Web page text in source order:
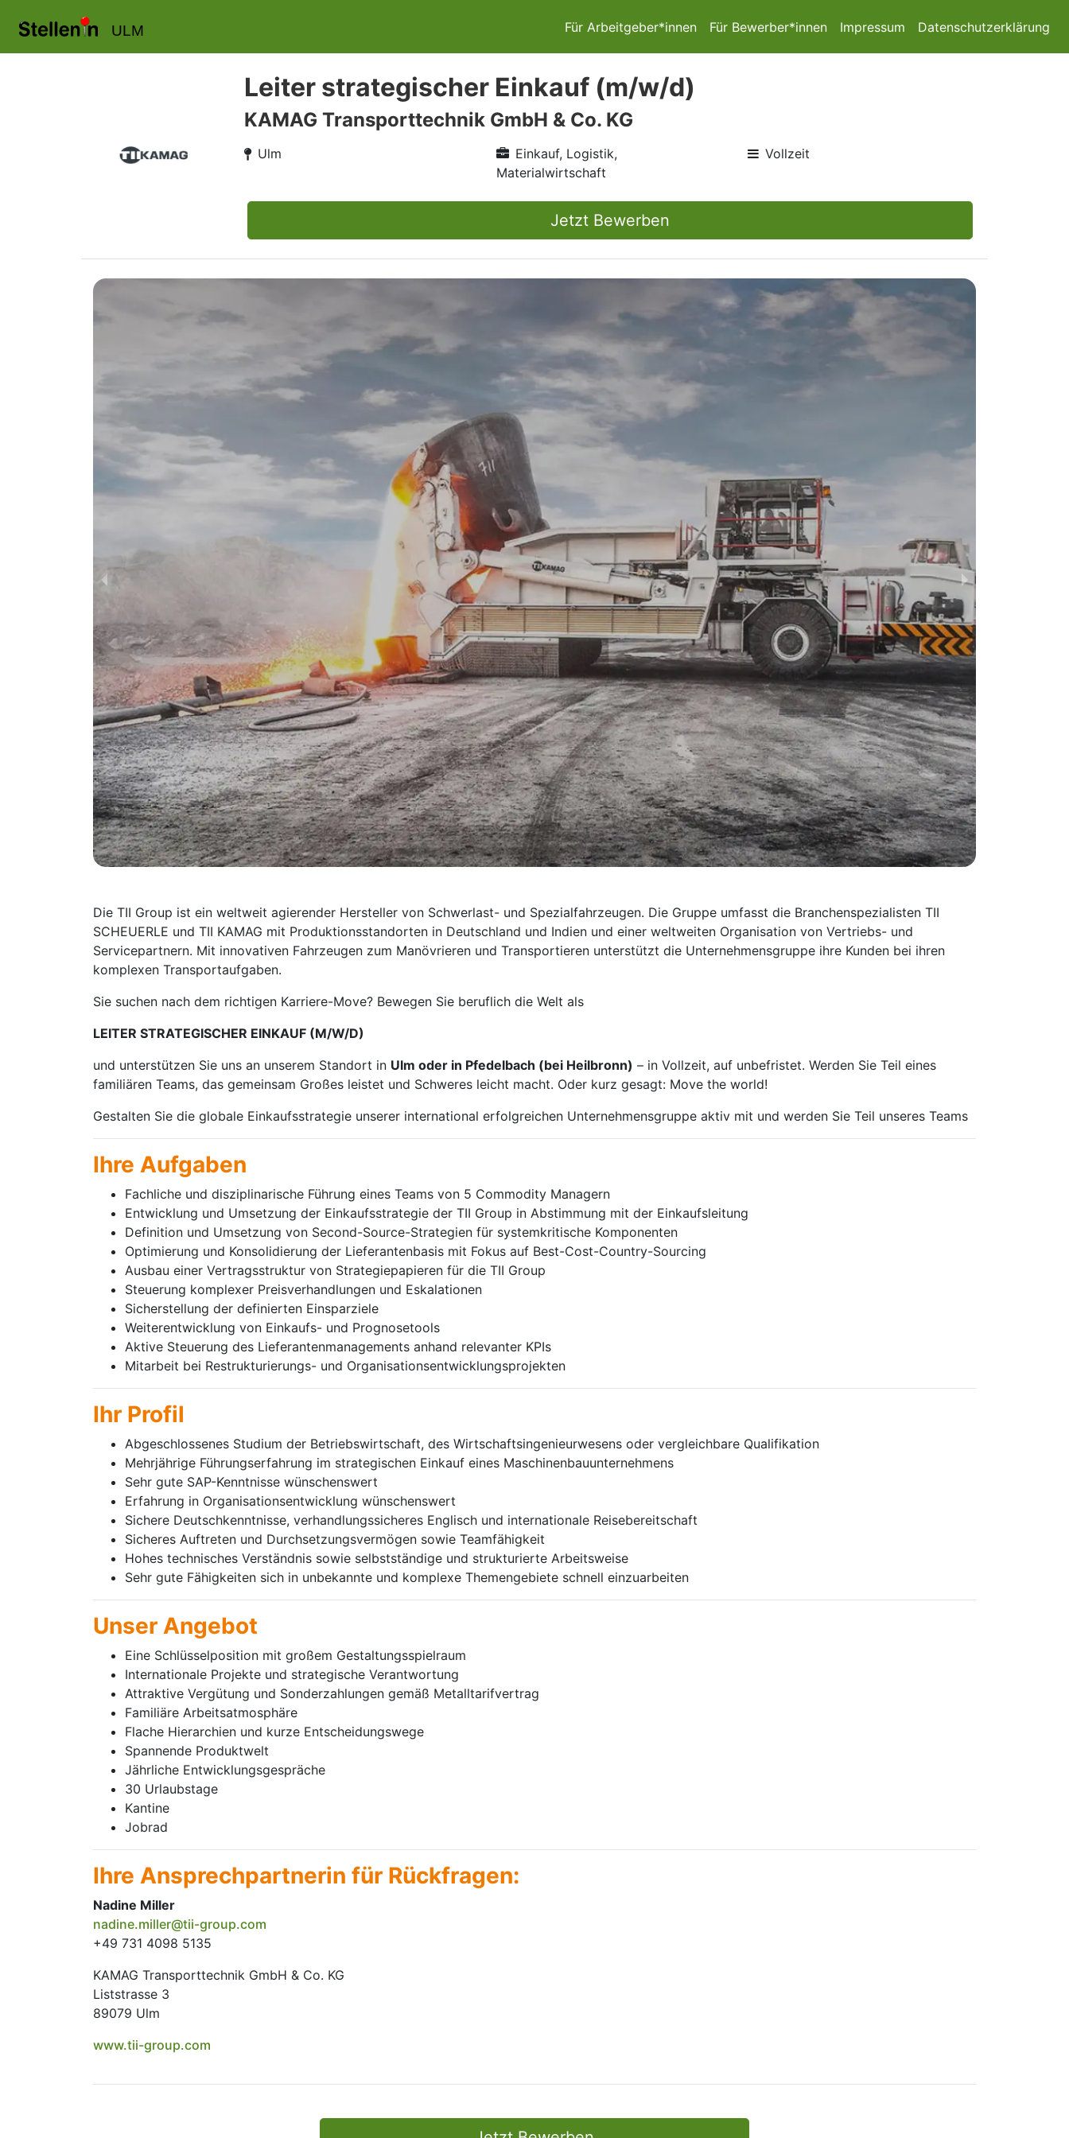
ULM Für Arbeitgeber*innen Für Bewerber*innen Impressum Datenschutzerklärung
Leiter strategischer Einkauf (m/w/d)
KAMAG Transporttechnik GmbH & Co. KG
Ulm
Einkauf, Logistik,
Materialwirtschaft
Vollzeit
Jetzt Bewerben
Die TII Group ist ein weltweit agierender Hersteller von Schwerlast- und Spezialfahrzeugen. Die Gruppe umfasst die Branchenspezialisten TII
SCHEUERLE und TII KAMAG mit Produktionsstandorten in Deutschland und Indien und einer weltweiten Organisation von Vertriebs- und
Servicepartnern. Mit innovativen Fahrzeugen zum Manövrieren und Transportieren unterstützt die Unternehmensgruppe ihre Kunden bei ihren
komplexen Transportaufgaben.
Sie suchen nach dem richtigen Karriere-Move? Bewegen Sie beruflich die Welt als
LEITER STRATEGISCHER EINKAUF (M/W/D)
und unterstützen Sie uns an unserem Standort in Ulm oder in Pfedelbach (bei Heilbronn) – in Vollzeit, auf unbefristet. Werden Sie Teil eines
familiären Teams, das gemeinsam Großes leistet und Schweres leicht macht. Oder kurz gesagt: Move the world!
Gestalten Sie die globale Einkaufsstrategie unserer international erfolgreichen Unternehmensgruppe aktiv mit und werden Sie Teil unseres Teams
Ihre Aufgaben
Fachliche und disziplinarische Führung eines Teams von 5 Commodity Managern
Entwicklung und Umsetzung der Einkaufsstrategie der TII Group in Abstimmung mit der Einkaufsleitung
Definition und Umsetzung von Second-Source-Strategien für systemkritische Komponenten
Optimierung und Konsolidierung der Lieferantenbasis mit Fokus auf Best-Cost-Country-Sourcing
Ausbau einer Vertragsstruktur von Strategiepapieren für die TII Group
Steuerung komplexer Preisverhandlungen und Eskalationen
Sicherstellung der definierten Einsparziele
Weiterentwicklung von Einkaufs- und Prognosetools
Aktive Steuerung des Lieferantenmanagements anhand relevanter KPIs
Mitarbeit bei Restrukturierungs- und Organisationsentwicklungsprojekten
Ihr Profil
Abgeschlossenes Studium der Betriebswirtschaft, des Wirtschaftsingenieurwesens oder vergleichbare Qualifikation
Mehrjährige Führungserfahrung im strategischen Einkauf eines Maschinenbauunternehmens
Sehr gute SAP-Kenntnisse wünschenswert
Erfahrung in Organisationsentwicklung wünschenswert
Sichere Deutschkenntnisse, verhandlungssicheres Englisch und internationale Reisebereitschaft
Sicheres Auftreten und Durchsetzungsvermögen sowie Teamfähigkeit
Hohes technisches Verständnis sowie selbstständige und strukturierte Arbeitsweise
Sehr gute Fähigkeiten sich in unbekannte und komplexe Themengebiete schnell einzuarbeiten
Unser Angebot
Eine Schlüsselposition mit großem Gestaltungsspielraum
Internationale Projekte und strategische Verantwortung
Attraktive Vergütung und Sonderzahlungen gemäß Metalltarifvertrag
Familiäre Arbeitsatmosphäre
Flache Hierarchien und kurze Entscheidungswege
Spannende Produktwelt
Jährliche Entwicklungsgespräche
30 Urlaubstage
Kantine
Jobrad
Ihre Ansprechpartnerin für Rückfragen:
Nadine Miller
nadine.miller@tii-group.com
+49 731 4098 5135
KAMAG Transporttechnik GmbH & Co. KG
Liststrasse 3
89079 Ulm
www.tii-group.com